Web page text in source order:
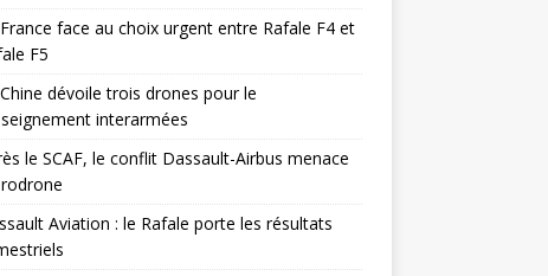
face au choix urgent entre Rafale F4 et
F5
dévoile trois drones pour le
interarmées
le SCAF, le conflit Dassault-Airbus menace
Aviation : le Rafale porte les résultats